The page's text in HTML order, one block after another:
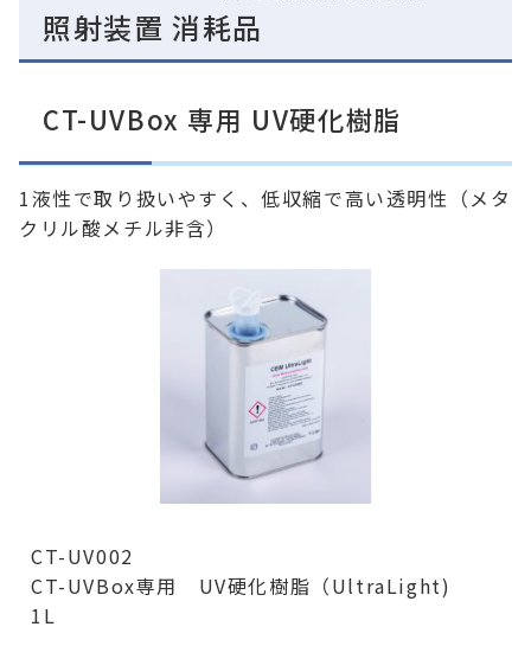
照射装置 消耗品
CT-UVBox 専用 UV硬化樹脂
1液性で取り扱いやすく、低収縮で高い透明性（メタ
クリル酸メチル非含）
CT-UV002
CT-UVBox専用 UV硬化樹脂（UltraLight)
1L